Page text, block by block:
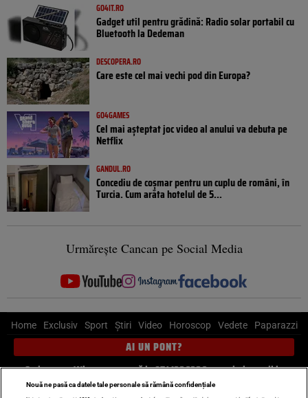
GO4IT.RO
Gadget util pentru grădină: Radio solar portabil cu
Bluetooth la Dedeman
DESCOPERA.RO
Care este cel mai vechi pod din Europa?
GO4GAMES
Cel mai așteptat joc video al anului va debuta pe
Netflix
GANDUL.RO
Concediu de coșmar pentru un cuplu de români, în
Turcia. Cum arăta hotelul de 5...
Urmărește Cancan pe Social Media
Home Exclusiv Sport Știri Video Horoscop Vedete Paparazzi
AI UN PONT?
Scrie-ne pe Whatsapp, sună la 0741226226 sau trimite mail la
pont@cancan.ro
Nouă ne pasă ca datele tale personale să rămână confidențiale